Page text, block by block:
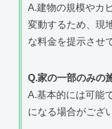
A.建物の規模やカ
変動するため、現
な料金を提示させ
Q.家の一部のみの
A.基本的には可能
になる場合がござ